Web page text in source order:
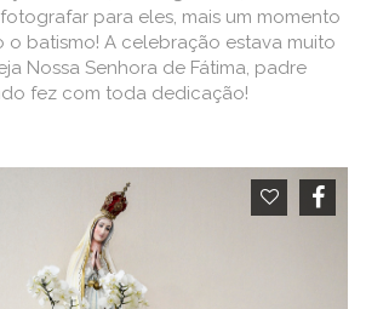
para eles, mais um momento
o batismo! A celebração estava muito
Nossa Senhora de Fátima, padre
fez com toda dedicação!